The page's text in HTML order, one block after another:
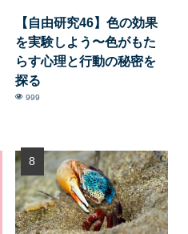
【自由研究46】色の効果
を実験しよう〜色がもた
らす心理と行動の秘密を
探る
999